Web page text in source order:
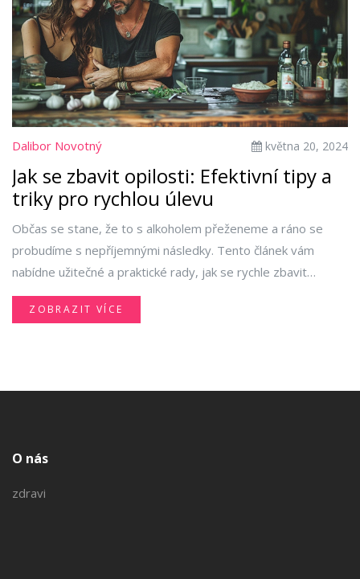
Dalibor Novotný května 20, 2024
Jak se zbavit opilosti: Efektivní tipy a
triky pro rychlou úlevu
Občas se stane, že to s alkoholem přeženeme a ráno se
probudíme s nepříjemnými následky. Tento článek vám
nabídne užitečné a praktické rady, jak se rychle zbavit
opilosti. Naučíte se, které běžné metody opravdu fungují a
co můžete udělat pro zmírnění příznaků alkoholem
ZOBRAZIT VÍCE
O nás
zdravi